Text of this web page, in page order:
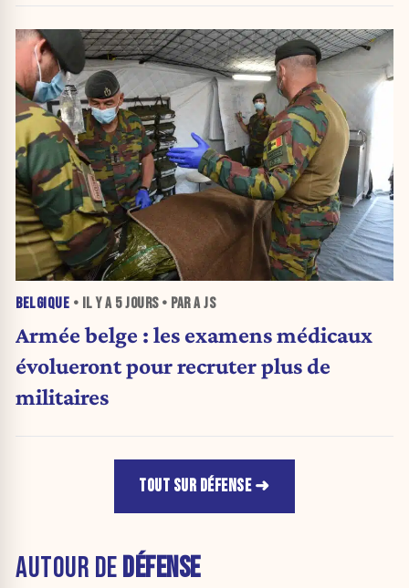
BELGIQUE • IL Y A 5 JOURS• PAR A JS
Armée belge : les examens médicaux
évolueront pour recruter plus de
militaires
TOUT SUR DÉFENSE
AUTOUR DEDÉFENSE